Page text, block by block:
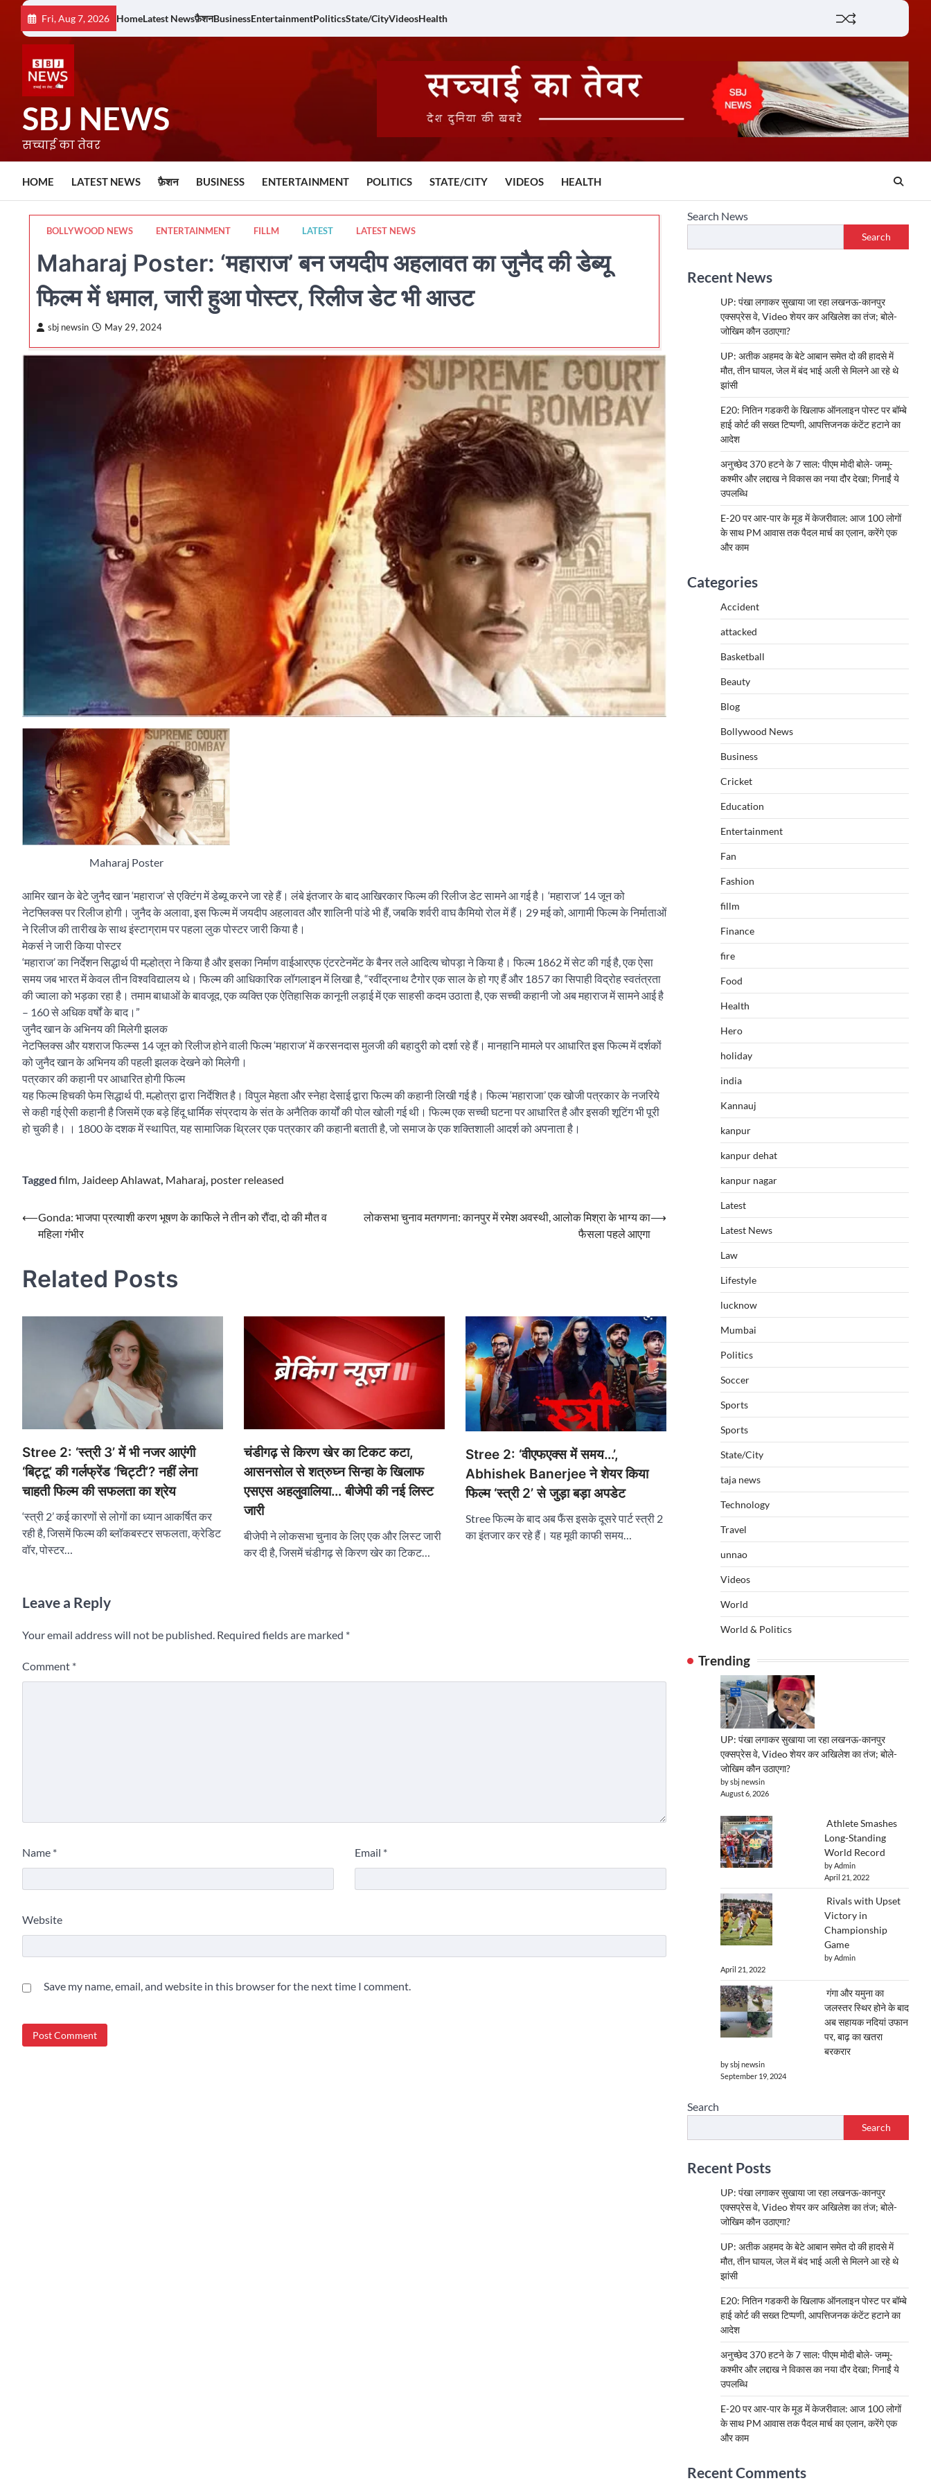
content
Fri, Aug 7, 2026 HomeLatest Newsफ़ैशनBusinessEntertainmentPoliticsState/CityVideosHealth
SBJ NEWS
सच्चाई का तेवर
HOME LATEST NEWS फ़ैशन BUSINESS ENTERTAINMENT POLITICS STATE/CITY VIDEOS HEALTH
BOLLYWOOD NEWS ENTERTAINMENT FILLM LATEST LATEST NEWS
Maharaj Poster: ‘महाराज’ बन जयदीप अहलावत का जुनैद की डेब्यू
फिल्म में धमाल, जारी हुआ पोस्टर, रिलीज डेट भी आउट
sbj newsin May 29, 2024
Maharaj Poster
आमिर खान के बेटे जुनैद खान ‘महाराज’ से एक्टिंग में डेब्यू करने जा रहे हैं। लंबे इंतजार के बाद आखिरकार फिल्म की रिलीज डेट सामने आ गई है। ‘महाराज’ 14 जून को
नेटफ्लिक्स पर रिलीज होगी। जुनैद के अलावा, इस फिल्म में जयदीप अहलावत और शालिनी पांडे भी हैं, जबकि शर्वरी वाघ कैमियो रोल में हैं। 29 मई को, आगामी फिल्म के निर्माताओं
ने रिलीज की तारीख के साथ इंस्टाग्राम पर पहला लुक पोस्टर जारी किया है।
मेकर्स ने जारी किया पोस्टर
‘महाराज’ का निर्देशन सिद्धार्थ पी मल्होत्रा ने किया है और इसका निर्माण वाईआरएफ एंटरटेनमेंट के बैनर तले आदित्य चोपड़ा ने किया है। फिल्म 1862 में सेट की गई है, एक ऐसा
समय जब भारत में केवल तीन विश्वविद्यालय थे। फिल्म की आधिकारिक लॉगलाइन में लिखा है, “रवींद्रनाथ टैगोर एक साल के हो गए हैं और 1857 का सिपाही विद्रोह स्वतंत्रता
की ज्वाला को भड़का रहा है। तमाम बाधाओं के बावजूद, एक व्यक्ति एक ऐतिहासिक कानूनी लड़ाई में एक साहसी कदम उठाता है, एक सच्ची कहानी जो अब महाराज में सामने आई है
– 160 से अधिक वर्षों के बाद।”
जुनैद खान के अभिनय की मिलेगी झलक
नेटफ्लिक्स और यशराज फिल्म्स 14 जून को रिलीज होने वाली फिल्म ‘महाराज’ में करसनदास मुलजी की बहादुरी को दर्शा रहे हैं। मानहानि मामले पर आधारित इस फिल्म में दर्शकों
को जुनैद खान के अभिनय की पहली झलक देखने को मिलेगी।
पत्रकार की कहानी पर आधारित होगी फिल्म
यह फिल्म हिचकी फेम सिद्धार्थ पी. मल्होत्रा द्वारा निर्देशित है। विपुल मेहता और स्नेहा देसाई द्वारा फिल्म की कहानी लिखी गई है। फिल्म ‘महाराजा’ एक खोजी पत्रकार के नजरिये
से कही गई ऐसी कहानी है जिसमें एक बड़े हिंदू धार्मिक संप्रदाय के संत के अनैतिक कार्यों की पोल खोली गई थी। फिल्म एक सच्ची घटना पर आधारित है और इसकी शूटिंग भी पूरी
हो चुकी है। । 1800 के दशक में स्थापित, यह सामाजिक थ्रिलर एक पत्रकार की कहानी बताती है, जो समाज के एक शक्तिशाली आदर्श को अपनाता है।
Tagged film Jaideep Ahlawat Maharaj poster released
Post
navigation
⟵Gonda: भाजपा प्रत्याशी करण भूषण के काफिले ने तीन को रौंदा, दो की मौत व
महिला गंभीर
लोकसभा चुनाव मतगणना: कानपुर में रमेश अवस्थी, आलोक मिश्रा के भाग्य का
फैसला पहले आएगा
⟶
Related Posts
Stree 2: ‘स्त्री 3’ में भी नजर आएंगी
‘बिट्टू’ की गर्लफ्रेंड ‘चिट्टी’? नहीं लेना
चाहती फिल्म की सफलता का श्रेय
‘स्त्री 2’ कई कारणों से लोगों का ध्यान आकर्षित कर
रही है, जिसमें फिल्म की ब्लॉकबस्टर सफलता, क्रेडिट
वॉर, पोस्टर…
चंडीगढ़ से किरण खेर का टिकट कटा,
आसनसोल से शत्रुघ्न सिन्हा के खिलाफ
एसएस अहलुवालिया… बीजेपी की नई लिस्ट
जारी
बीजेपी ने लोकसभा चुनाव के लिए एक और लिस्ट जारी
कर दी है, जिसमें चंडीगढ़ से किरण खेर का टिकट…
Stree 2: ‘वीएफएक्स में समय…’,
Abhishek Banerjee ने शेयर किया
फिल्म ‘स्त्री 2’ से जुड़ा बड़ा अपडेट
Stree फिल्म के बाद अब फैंस इसके दूसरे पार्ट स्त्री 2
का इंतजार कर रहे हैं। यह मूवी काफी समय…
Leave a Reply
Your email address will not be published. Required fields are marked *
Comment *
Name * Email *
Website
Save my name, email, and website in this browser for the next time I comment.
Search News
Search
Recent News
UP: पंखा लगाकर सुखाया जा रहा लखनऊ-कानपुर
एक्सप्रेस वे, Video शेयर कर अखिलेश का तंज; बोले-
जोखिम कौन उठाएगा?
UP: अतीक अहमद के बेटे आबान समेत दो की हादसे में
मौत, तीन घायल, जेल में बंद भाई अली से मिलने आ रहे थे
झांसी
E20: नितिन गडकरी के खिलाफ ऑनलाइन पोस्ट पर बॉम्बे
हाई कोर्ट की सख्त टिप्पणी, आपत्तिजनक कंटेंट हटाने का
आदेश
अनुच्छेद 370 हटने के 7 साल: पीएम मोदी बोले- जम्मू-
कश्मीर और लद्दाख ने विकास का नया दौर देखा; गिनाईं ये
उपलब्धि
E-20 पर आर-पार के मूड में केजरीवाल: आज 100 लोगों
के साथ PM आवास तक पैदल मार्च का एलान, करेंगे एक
और काम
Categories
Accident
attacked
Basketball
Beauty
Blog
Bollywood News
Business
Cricket
Education
Entertainment
Fan
Fashion
fillm
Finance
fire
Food
Health
Hero
holiday
india
Kannauj
kanpur
kanpur dehat
kanpur nagar
Latest
Latest News
Law
Lifestyle
lucknow
Mumbai
Politics
Soccer
Sports
Sports
State/City
taja news
Technology
Travel
unnao
Videos
World
World & Politics
Trending
UP: पंखा लगाकर सुखाया जा रहा लखनऊ-कानपुर
एक्सप्रेस वे, Video शेयर कर अखिलेश का तंज; बोले-
जोखिम कौन उठाएगा?
by sbj newsin
August 6, 2026
Athlete Smashes
Long-Standing
World Record
by Admin
April 21, 2022
Rivals with Upset
Victory in
Championship
Game
by Admin
April 21, 2022
गंगा और यमुना का
जलस्तर स्थिर होने के बाद
अब सहायक नदियां उफान
पर, बाढ़ का खतरा
बरकरार
by sbj newsin
September 19, 2024
Search
Search
Recent Posts
UP: पंखा लगाकर सुखाया जा रहा लखनऊ-कानपुर
एक्सप्रेस वे, Video शेयर कर अखिलेश का तंज; बोले-
जोखिम कौन उठाएगा?
UP: अतीक अहमद के बेटे आबान समेत दो की हादसे में
मौत, तीन घायल, जेल में बंद भाई अली से मिलने आ रहे थे
झांसी
E20: नितिन गडकरी के खिलाफ ऑनलाइन पोस्ट पर बॉम्बे
हाई कोर्ट की सख्त टिप्पणी, आपत्तिजनक कंटेंट हटाने का
आदेश
अनुच्छेद 370 हटने के 7 साल: पीएम मोदी बोले- जम्मू-
कश्मीर और लद्दाख ने विकास का नया दौर देखा; गिनाईं ये
उपलब्धि
E-20 पर आर-पार के मूड में केजरीवाल: आज 100 लोगों
के साथ PM आवास तक पैदल मार्च का एलान, करेंगे एक
और काम
Recent Comments